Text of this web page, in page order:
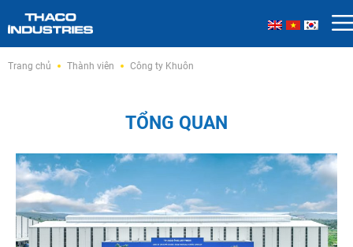
Trang chủ Thành viên Công ty Khuôn
TỔNG QUAN